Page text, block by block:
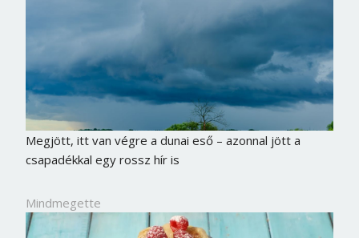
Megjött, itt van végre a dunai eső – azonnal jött a
csapadékkal egy rossz hír is
Mindmegette